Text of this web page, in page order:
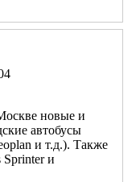
новые и
автобусы
и т.д.). Также
Sprinter и